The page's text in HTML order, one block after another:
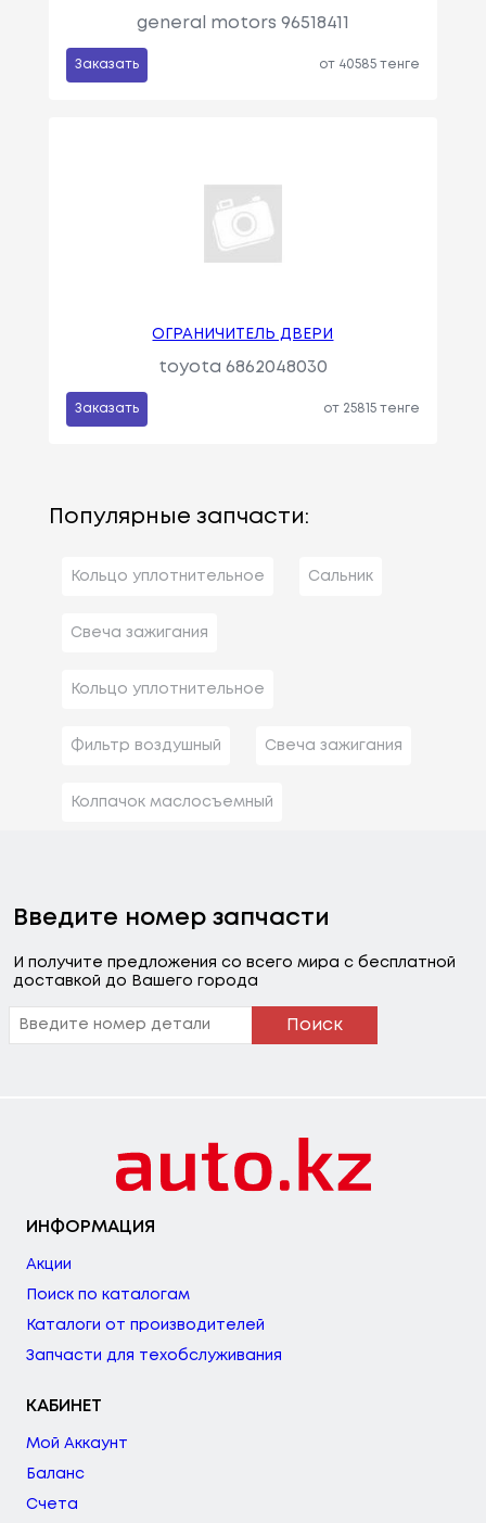
general motors 96518411
Заказать от 40585 тенге
ОГРАНИЧИТЕЛЬ ДВЕРИ
toyota 6862048030
Заказать от 25815 тенге
Популярные запчасти:
Кольцо уплотнительное Сальник
Свеча зажигания
Кольцо уплотнительное
Фильтр воздушный Свеча зажигания
Колпачок маслосъемный
Введите номер запчасти
И получите предложения со всего мира с бесплатной
доставкой до Вашего города
Поиск
ИНФОРМАЦИЯ
Акции
Поиск по каталогам
Каталоги от производителей
Запчасти для техобслуживания
КАБИНЕТ
Мой Аккаунт
Баланс
Счета